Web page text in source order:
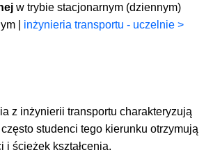
w trybie stacjonarnym (dziennym)
| inżynieria transportu - uczelnie >
z inżynierii transportu charakteryzują
studenci tego kierunku otrzymują
i ścieżek kształcenia.